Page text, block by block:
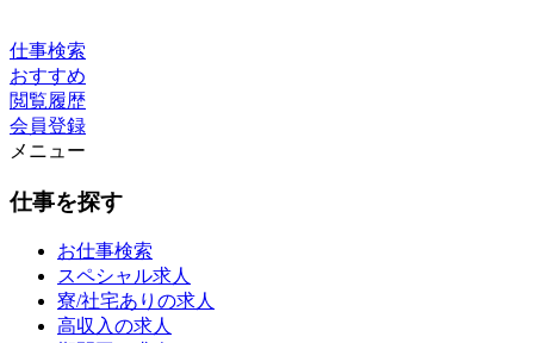
仕事検索
おすすめ
閲覧履歴
会員登録
メニュー
仕事を探す
お仕事検索
スペシャル求人
寮/社宅ありの求人
高収入の求人